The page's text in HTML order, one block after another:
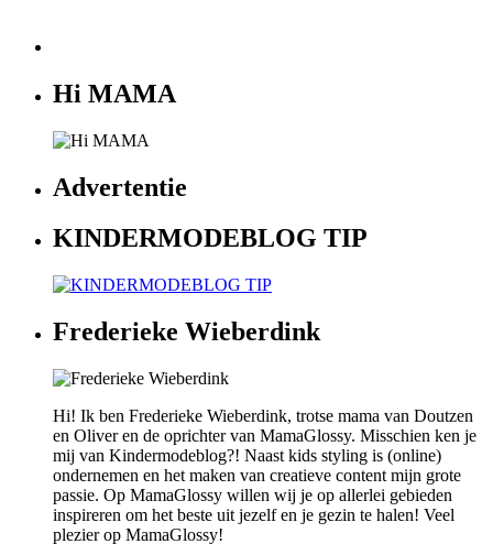
Hi MAMA
Advertentie
KINDERMODEBLOG TIP
Frederieke Wieberdink
Hi! Ik ben Frederieke Wieberdink, trotse mama van Doutzen
en Oliver en de oprichter van MamaGlossy. Misschien ken je
mij van Kindermodeblog?! Naast kids styling is (online)
ondernemen en het maken van creatieve content mijn grote
passie. Op MamaGlossy willen wij je op allerlei gebieden
inspireren om het beste uit jezelf en je gezin te halen! Veel
plezier op MamaGlossy!